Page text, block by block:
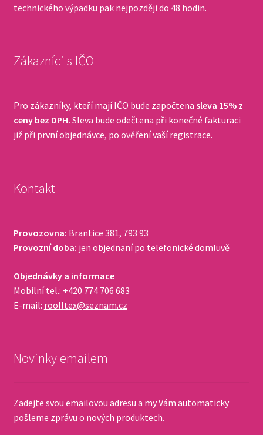
technického výpadku pak nejpozději do 48 hodin.
Zákazníci s IČO
Pro zákazníky, kteří mají IČO bude započtena sleva 15% z
ceny bez DPH. Sleva bude odečtena při konečné fakturaci
již při první objednávce, po ověření vaší registrace.
Kontakt
Provozovna: Brantice 381, 793 93
Provozní doba: jen objednaní po telefonické domluvě
Objednávky a informace
Mobilní tel.: +420 774 706 683
E-mail: roolltex@seznam.cz
Novinky emailem
Zadejte svou emailovou adresu a my Vám automaticky
pošleme zprávu o nových produktech.